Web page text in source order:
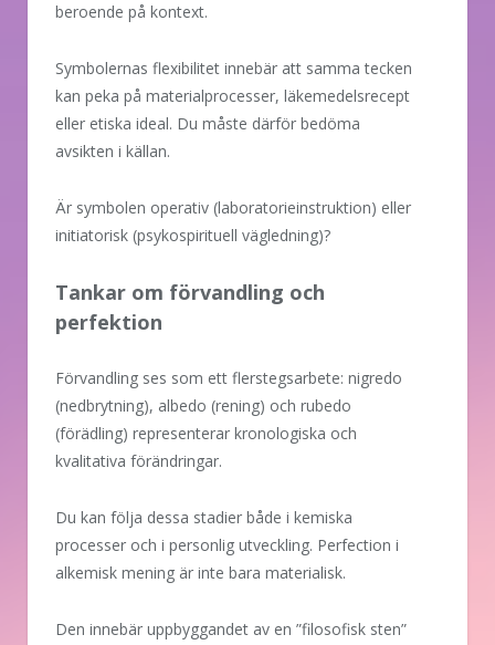
beroende på kontext.
Symbolernas flexibilitet innebär att samma tecken
kan peka på materialprocesser, läkemedelsrecept
eller etiska ideal. Du måste därför bedöma
avsikten i källan.
Är symbolen operativ (laboratorieinstruktion) eller
initiatorisk (psykospirituell vägledning)?
Tankar om förvandling och
perfektion
Förvandling ses som ett flerstegsarbete: nigredo
(nedbrytning), albedo (rening) och rubedo
(förädling) representerar kronologiska och
kvalitativa förändringar.
Du kan följa dessa stadier både i kemiska
processer och i personlig utveckling. Perfection i
alkemisk mening är inte bara materialisk.
Den innebär uppbyggandet av en ”filosofisk sten”